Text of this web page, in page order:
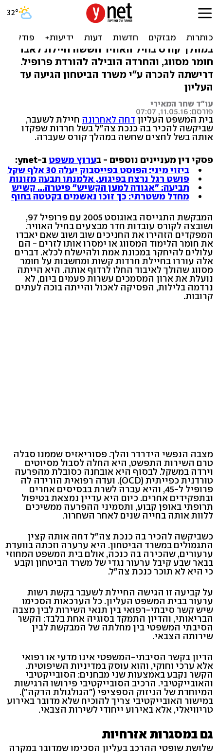
סבלה מחרדה ותבעה: "הכירו
בי כנכת צה"ל"
במהלך קורס בחיל האוויר חששה חיילת לאבד
חומר מסווג, והחרדה הובילה להורדת פרופיל.
דרישתה להכרה ע"י משרד הביטחון הגיעה עד
העליון
עו"ד שחר המאירי
פורסם: 11.05.16, 07:07
בית המשפט העליון דחה לאחרונה חיילת לשעבר,
שביקשה להכיר בה כנכת צה"ל בשל חרדות שפקדו
אותה בשל לחצים שחשה במהלך קורס שעברה.
פסקי דין מעניינים נוספים - בערוץ משפט ב-ynet:
ביזוי מיני: הפוסט בפייסבוק יעלה 30 אלף שקל
פושט רגל נרצח בפיגוע, אלמנתו תבעה מזונות
תביעה: "אגודה למען הקשיש" פיטרה... קשיש
מחדל משטרתי: כך זוכו נאשמים בקטטה בחוף
המבקשת התגייסה באוגוסט 2005 עם פרופיל 97,
ושובצה לקורס עובדות חדר מבצעים בחיל האוויר.
המפקדים הזהירו את החניכים שוב ושוב שאם יאבדו
את חומר הלימוד המסווג או ימסרו אותו לזרים - הם
עלולים להיחקר במכונת אמת ולהישלח לכלא. דברים
אלה עוררו בחיילת חרדות קשות ומחשבות על חומר
מסווג שהולך לאיבוד החלו לרדוף אותה. היא הייתה
נועלת את ארון המסמכים עשרות פעמים ביום, לא
נרדמה בלילות, הפסיקה לאכול והייתה בוכה לעתים
קרובות.
מצבה הנפשי הידרדר והלך. פסוריאזיס שממנו סבלה
טרם השירות התפשט, היא החלה לסבול מסיוטים
וירדה במשקל. לבסוף היא אובחנה כסובלת מהפרעה
טורדנית כפייתית (OCD). ועדה רפואית הורידה לה
פרופיל ל-45, והיא עברה לשרת בבסיסים אחרים
ובתפקידים אחרים. כיום היא עדיין נמצאת בטיפול
תרופתי באופן קבוע, ותסמיני ההפרעה ממשיכים
ללוות אותה בחייה שנים לאחר השחרור.
כשביקשה להכיר בה כנכת צה"ל דחה אותה קצין
התגמולים במשרד הביטחון. היא ערערה וזכתה בוועדת
ערעורים, שהכירה בה כנכה, אולם בית המשפט המחוזי
בבאר שבע קיבל ערעור נגדי של משרד הביטחון וקבע
כי היא לא תוכר כנכת צה"ל.
על קביעה זו הגישה החיילת לשעבר בקשת רשות
ערעור בבית המשפט העליון. כל הערכאות הסכימו
שיש קשר סיבתי-רפואי בין תנאי השירות לבין מצבה
הבריאותי, והדיון התמקד בסוגיה אחת בלבד: הקשר
הסיבתי המשפטי בין מחלתה של המבקשת לבין
שירותה הצבאי.
הדיון בקשר הסיבתי-המשפטי אינו מדעי או רפואי
אלא ערכי וחוקי, והוא עוסק במדיניות השיפוטית.
הקשר נקבע באמצעות שני מבחנים: הסובייקטיבי
והאובייקטיבי. הרכיב הסובייקטיבי פירושו הרגישות
המיוחדת של הניזוק הספציפי ("הגולגולת הדקה").
במישור האובייקטיבי צריך להוכיח שלא מדובר באירוע
טריוויאלי, אלא באירוע ייחודי לשירות הצבאי.
גם במסגרות אזרחיות
שלושת שופטי ההרכב בעליון הסכימו שמדובר במקרה